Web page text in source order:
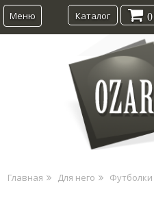
Меню Каталог 0
Главная Для него Футболки